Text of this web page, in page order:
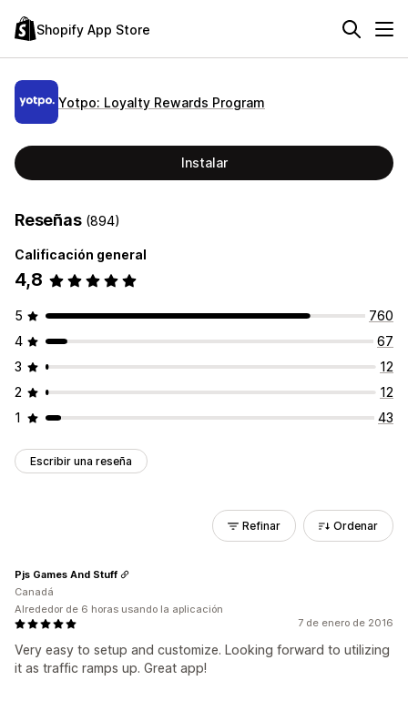
Shopify App Store
Yotpo: Loyalty Rewards Program
Instalar
Reseñas (894)
Calificación general
4,8
5
760
4
67
3
12
2
12
1
43
Escribir una reseña
Refinar Ordenar
7 de enero de 2016
Very easy to setup and customize. Looking forward to utilizing
it as traffic ramps up. Great app!
Pjs Games And Stuff
Canadá
Alrededor de 6 horas usando la aplicación